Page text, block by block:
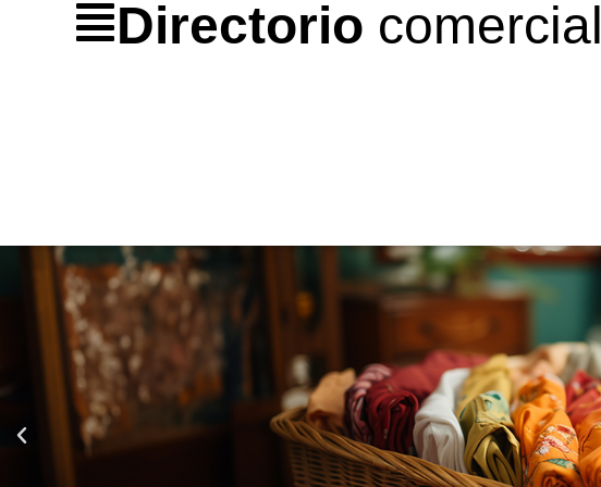
Directorio comercial